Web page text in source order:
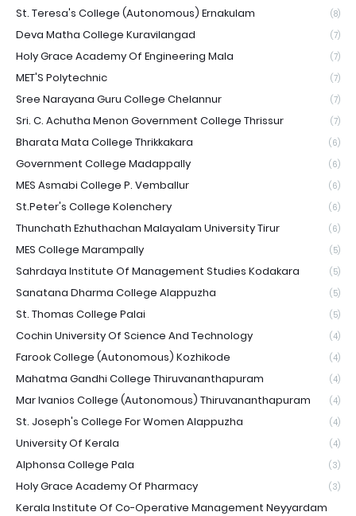
St. Teresa's College (Autonomous) Ernakulam (8)
Deva Matha College Kuravilangad (7)
Holy Grace Academy Of Engineering Mala (7)
MET'S Polytechnic (7)
Sree Narayana Guru College Chelannur (7)
Sri. C. Achutha Menon Government College Thrissur (7)
Bharata Mata College Thrikkakara (6)
Government College Madappally (6)
MES Asmabi College P. Vemballur (6)
St.Peter's College Kolenchery (6)
Thunchath Ezhuthachan Malayalam University Tirur (6)
MES College Marampally (5)
Sahrdaya Institute Of Management Studies Kodakara (5)
Sanatana Dharma College Alappuzha (5)
St. Thomas College Palai (5)
Cochin University Of Science And Technology (4)
Farook College (Autonomous) Kozhikode (4)
Mahatma Gandhi College Thiruvananthapuram (4)
Mar Ivanios College (Autonomous) Thiruvananthapuram (4)
St. Joseph's College For Women Alappuzha (4)
University Of Kerala (4)
Alphonsa College Pala (3)
Holy Grace Academy Of Pharmacy (3)
Kerala Institute Of Co-Operative Management Neyyardam